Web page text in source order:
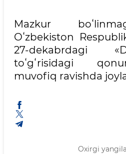
Mazkur
Oʻzbekiston
27-dekabrdagi
toʻgʻrisidagi
muvofiq ravishda
Oxirgi